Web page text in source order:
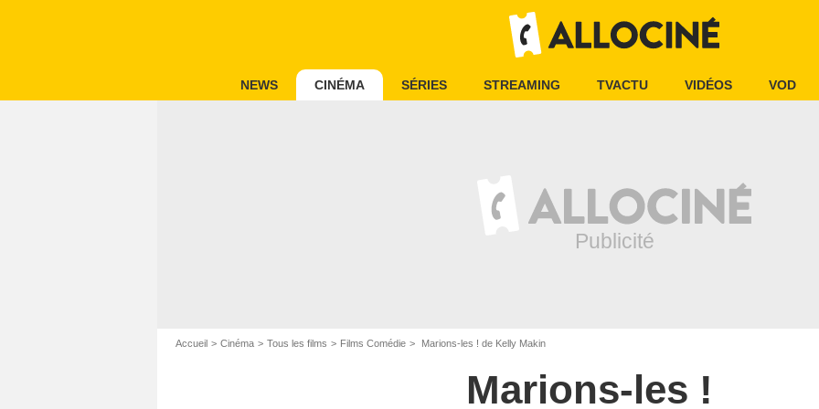
NEWS CINÉMA SÉRIES STREAMING TVACTU VIDÉOS VOD
Accueil Cinéma Tous les films Films Comédie Marions-les ! de Kelly Makin
Marions-les !